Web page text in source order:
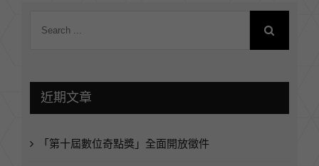
近期文章
「第十屆數位奇點獎」全面開放徵件